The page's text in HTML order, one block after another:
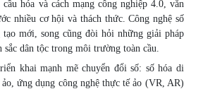
hóa và cách mạng công nghiệp 4.0, văn
nhiều cơ hội và thách thức. Công nghệ số
tạo mới, song cũng đòi hỏi những giải pháp
sắc dân tộc trong môi trường toàn cầu.
khai mạnh mẽ chuyển đổi số: số hóa di
ứng dụng công nghệ thực tế ảo (VR, AR)